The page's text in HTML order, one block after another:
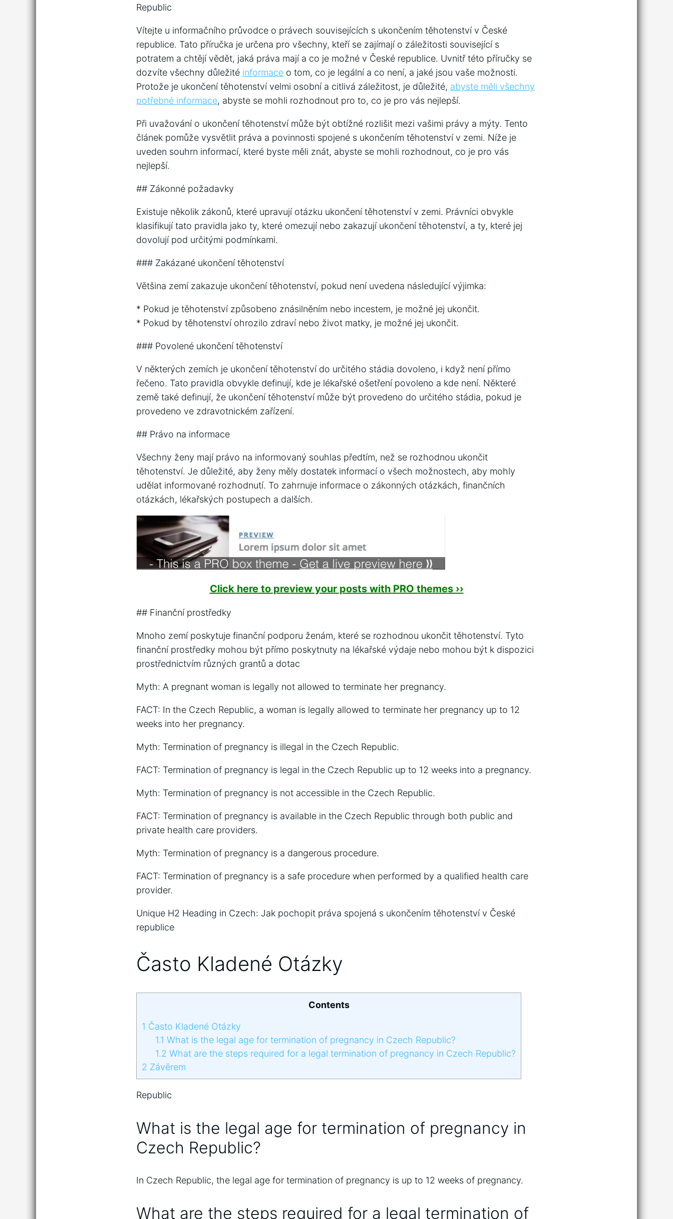
Republic
Vítejte u informačního průvodce o právech souvisejících s ukončením těhotenství v České
republice. Tato příručka je určena pro všechny, kteří se zajímají o záležitosti související s
potratem a chtějí vědět, jaká práva mají a co je možné v České republice. Uvnitř této příručky se
dozvíte všechny důležité informace o tom, co je legální a co není, a jaké jsou vaše možnosti.
Protože je ukončení těhotenství velmi osobní a citlivá záležitost, je důležité, abyste měli všechny
potřebné informace, abyste se mohli rozhodnout pro to, co je pro vás nejlepší.
Při uvažování o ukončení těhotenství může být obtížné rozlišit mezi vašimi právy a mýty. Tento
článek pomůže vysvětlit práva a povinnosti spojené s ukončením těhotenství v zemi. Níže je
uveden souhrn informací, které byste měli znát, abyste se mohli rozhodnout, co je pro vás
nejlepší.
## Zákonné požadavky
Existuje několik zákonů, které upravují otázku ukončení těhotenství v zemi. Právníci obvykle
klasifikují tato pravidla jako ty, které omezují nebo zakazují ukončení těhotenství, a ty, které jej
dovolují pod určitými podmínkami.
### Zakázané ukončení těhotenství
Většina zemí zakazuje ukončení těhotenství, pokud není uvedena následující výjimka:
* Pokud je těhotenství způsobeno znásilněním nebo incestem, je možné jej ukončit.
* Pokud by těhotenství ohrozilo zdraví nebo život matky, je možné jej ukončit.
### Povolené ukončení těhotenství
V některých zemích je ukončení těhotenství do určitého stádia dovoleno, i když není přímo
řečeno. Tato pravidla obvykle definují, kde je lékařské ošetření povoleno a kde není. Některé
země také definují, že ukončení těhotenství může být provedeno do určitého stádia, pokud je
provedeno ve zdravotnickém zařízení.
## Právo na informace
Všechny ženy mají právo na informovaný souhlas předtím, než se rozhodnou ukončit
těhotenství. Je důležité, aby ženy měly dostatek informací o všech možnostech, aby mohly
udělat informované rozhodnutí. To zahrnuje informace o zákonných otázkách, finančních
otázkách, lékařských postupech a dalších.
Click here to preview your posts with PRO themes ››
## Finanční prostředky
Mnoho zemí poskytuje finanční podporu ženám, které se rozhodnou ukončit těhotenství. Tyto
finanční prostředky mohou být přímo poskytnuty na lékařské výdaje nebo mohou být k dispozici
prostřednictvím různých grantů a dotac
Myth: A pregnant woman is legally not allowed to terminate her pregnancy.
FACT: In the Czech Republic, a woman is legally allowed to terminate her pregnancy up to 12
weeks into her pregnancy.
Myth: Termination of pregnancy is illegal in the Czech Republic.
FACT: Termination of pregnancy is legal in the Czech Republic up to 12 weeks into a pregnancy.
Myth: Termination of pregnancy is not accessible in the Czech Republic.
FACT: Termination of pregnancy is available in the Czech Republic through both public and
private health care providers.
Myth: Termination of pregnancy is a dangerous procedure.
FACT: Termination of pregnancy is a safe procedure when performed by a qualified health care
provider.
Unique H2 Heading in Czech: Jak pochopit práva spojená s ukončením těhotenství v České
republice
Často Kladené Otázky
Contents
1 Často Kladené Otázky
1.1 What is the legal age for termination of pregnancy in Czech Republic?
1.2 What are the steps required for a legal termination of pregnancy in Czech Republic?
2 Závěrem
Republic
What is the legal age for termination of pregnancy in
Czech Republic?
In Czech Republic, the legal age for termination of pregnancy is up to 12 weeks of pregnancy.
What are the steps required for a legal termination of